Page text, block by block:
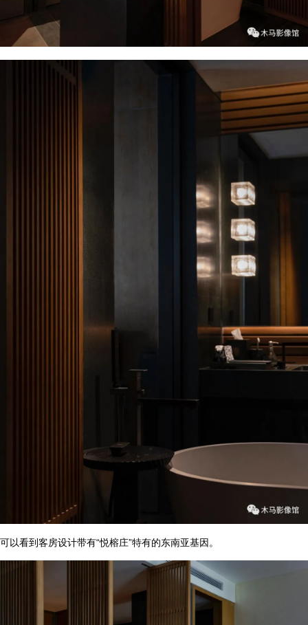
可以看到客房设计带有“悦榕庄”特有的东南亚基因。